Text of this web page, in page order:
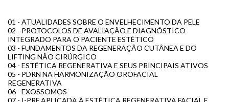
01 - ATUALIDADES SOBRE O ENVELHECIMENTO DA PELE
02 - PROTOCOLOS DE AVALIAÇÃO E DIAGNÓSTICO
INTEGRADO PARA O PACIENTE ESTÉTICO
03 - FUNDAMENTOS DA REGENERAÇÃO CUTÂNEA E DO
LIFTING NÃO CIRÚRGICO
04 - ESTÉTICA REGENERATIVA E SEUS PRINCIPAIS ATIVOS
05 - PDRN NA HARMONIZAÇÃO OROFACIAL
REGENERATIVA
06 - EXOSSOMOS
07 - I-PRF APLICADA À ESTÉTICA REGENERATIVA FACIAL E